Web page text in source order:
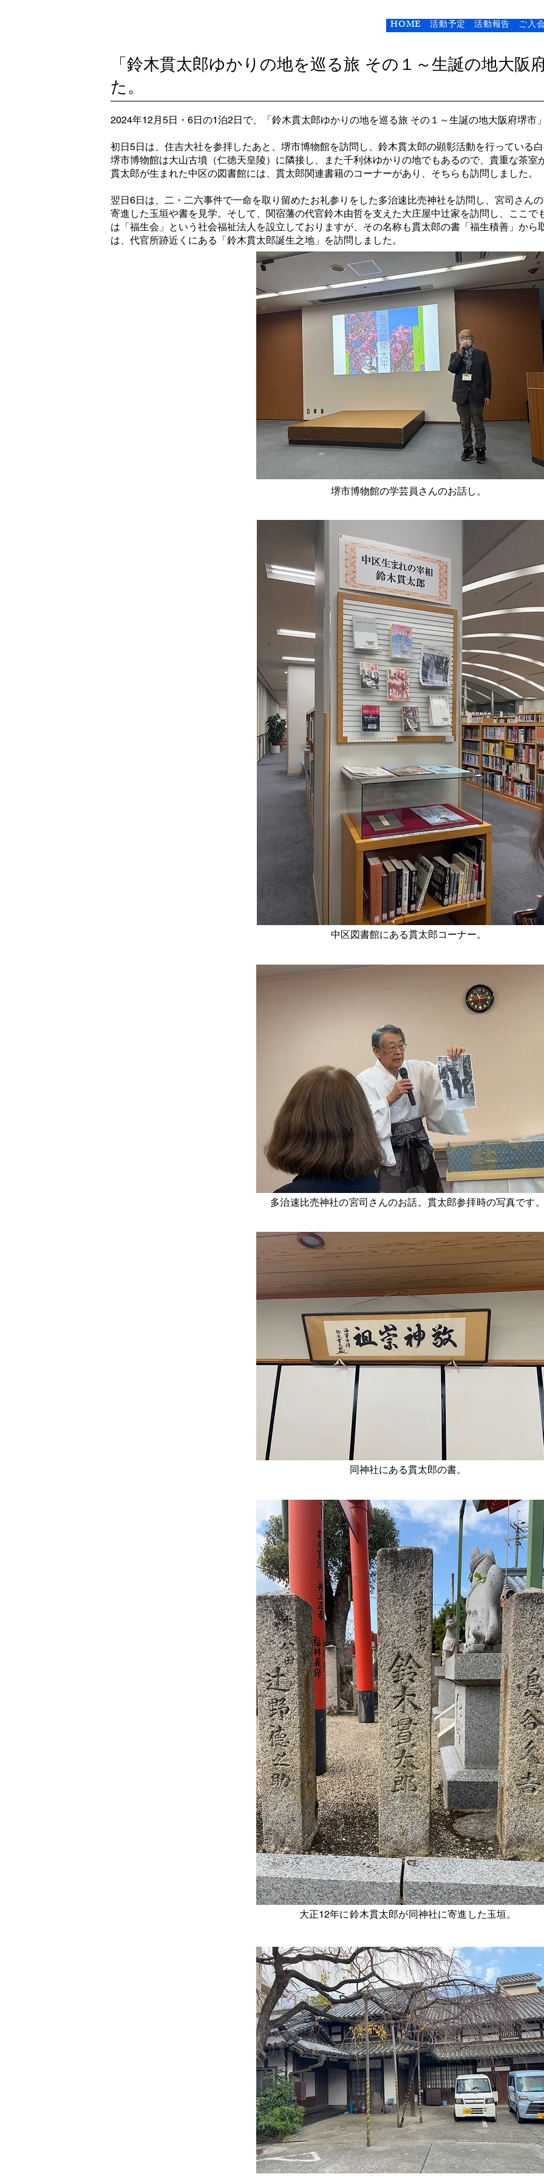
HOME 活動予定 活動報告 ご入
「鈴木貫太郎ゆかりの地を巡る旅 その１～生誕の地大阪
た。
2024年12月5日・6日の1泊2日で、「鈴木貫太郎ゆかりの地を巡る旅 その１～生誕の地大阪府堺市
初日5日は、住吉大社を参拝したあと、堺市博物館を訪問し、鈴木貫太郎の顕彰活動を行っている
堺市博物館は大山古墳（仁徳天皇陵）に隣接し、また千利休ゆかりの地でもあるので、貴重な茶室
貫太郎が生まれた中区の図書館には、貫太郎関連書籍のコーナーがあり、そちらも訪問しました。
翌日6日は、二・二六事件で一命を取り留めたお礼参りをした多治速比売神社を訪問し、宮司さん
寄進した玉垣や書を見学。そして、関宿藩の代官鈴木由哲を支えた大庄屋中辻家を訪問し、ここで
は「福生会」という社会福祉法人を設立しておりますが、その名称も貫太郎の書「福生積善」から
は、代官所跡近くにある「鈴木貫太郎誕生之地」を訪問しました。
堺市博物館の学芸員さんのお話し。
​中区図書館にある貫太郎コーナー。
多治速比売神社の宮司さんのお話。貫太郎参拝時の写真です
​同神社にある貫太郎の書。
​大正12年に鈴木貫太郎が同神社に寄進した玉垣。